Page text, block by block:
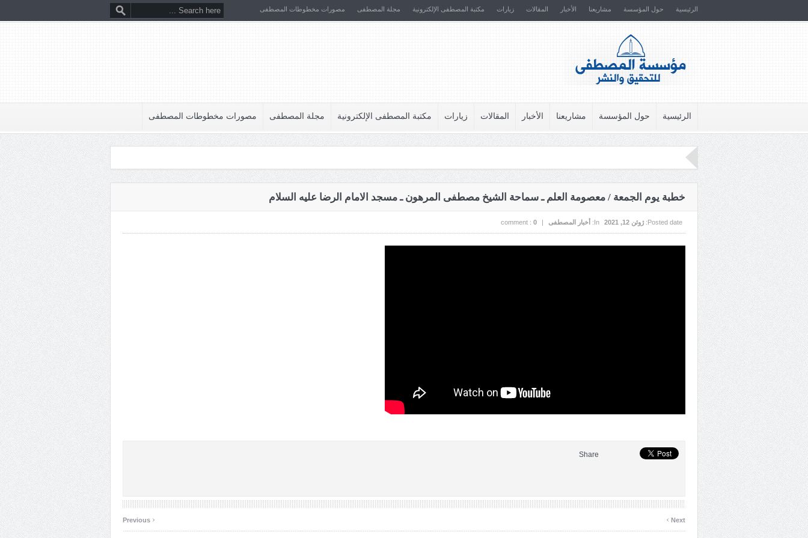
الرئيسية حول المؤسسة مشاريعنا الأخبار المقالات زيارات مكتبة المصطفى الإلكترونية مجلة المصطفى مصورات مخطوطات المصطفى
الرئيسية حول المؤسسة مشاريعنا الأخبار المقالات زيارات مكتبة المصطفى الإلكترونية مجلة المصطفى مصورات مخطوطات المصطفى
خطبة يوم الجمعة / معصومة العلم ـ سماحة الشيخ مصطفى المرهون ـ مسجد الامام الرضا عليه السلام
Posted date: ژوئن 12, 2021 In: أخبار المصطفى |
comment : 0
Share
‹ Next
›